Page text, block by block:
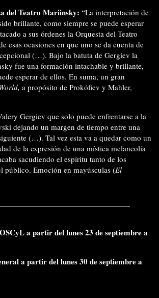
del Teatro Mariinsky: “La interpretación de
brillante, como siempre se puede esperar
a sus órdenes la Orquesta del Teatro
esas ocasiones en que uno se da cuenta de
(…). Bajo la batuta de Gergiev la
fue una formación intachable y brillante,
esperar de ellos. En suma, un gran
a propósito de Prokófiev y Mahler,
Gergiev que solo puede enfrentarse a la
dejando un margen de tiempo entre una
(…). Tal vez esta va a quedar como un
de la expresión de una mística melancolía
sacudiendo el espíritu tanto de los
público. Emoción en mayúsculas (El
a partir del lunes 23 de septiembre a
a partir del lunes 30 de septiembre a